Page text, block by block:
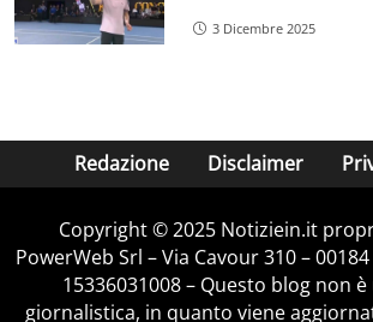
3 Dicembre 2025
Redazione Disclaimer
Copyright © 2025 Notiziein.it
PowerWeb Srl – Via Cavour 310 – 00184
15336031008 – Questo blog non
giornalistica, in quanto viene